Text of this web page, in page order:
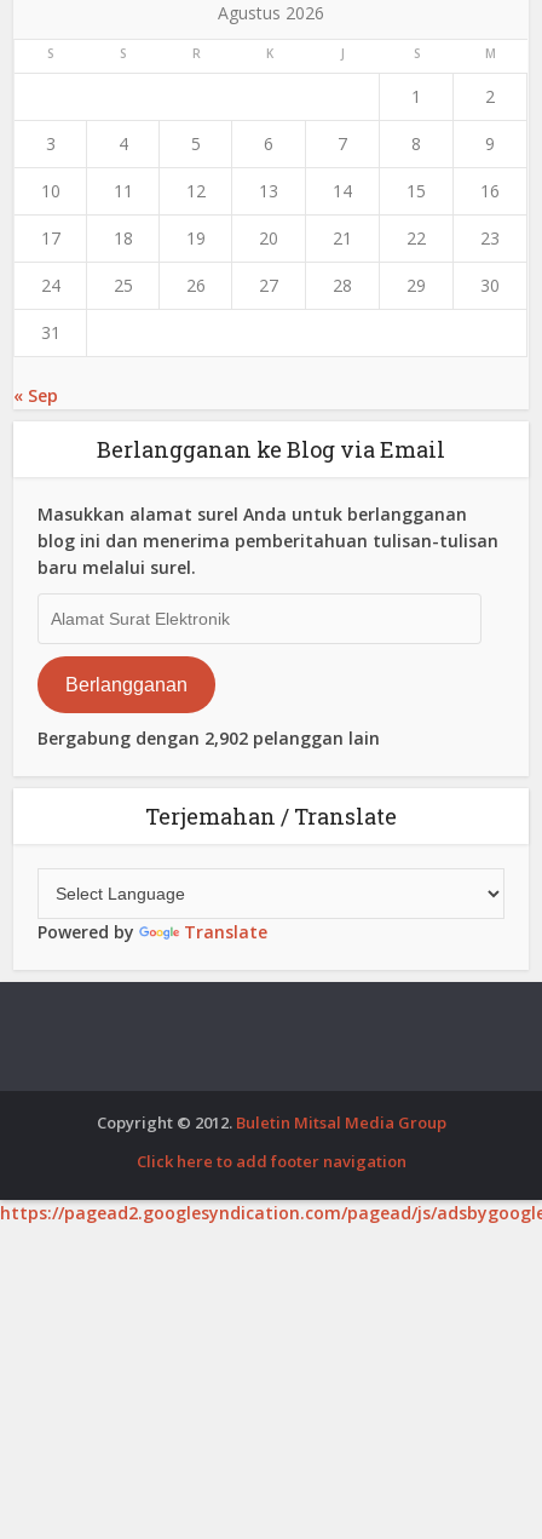
Agustus 2026
S S R K J S M
1 2
3 4 5 6 7 8 9
10 11 12 13 14 15 16
17 18 19 20 21 22 23
24 25 26 27 28 29 30
31
« Sep
Berlangganan ke Blog via Email
Masukkan alamat surel Anda untuk berlangganan
blog ini dan menerima pemberitahuan tulisan-tulisan
baru melalui surel.
Surat
Elektronik
Berlangganan
Bergabung dengan 2,902 pelanggan lain
Terjemahan / Translate
Powered by Translate
Copyright © 2012. Buletin Mitsal Media Group
Click here to add footer navigation
https://pagead2.googlesyndication.com/pagead/js/